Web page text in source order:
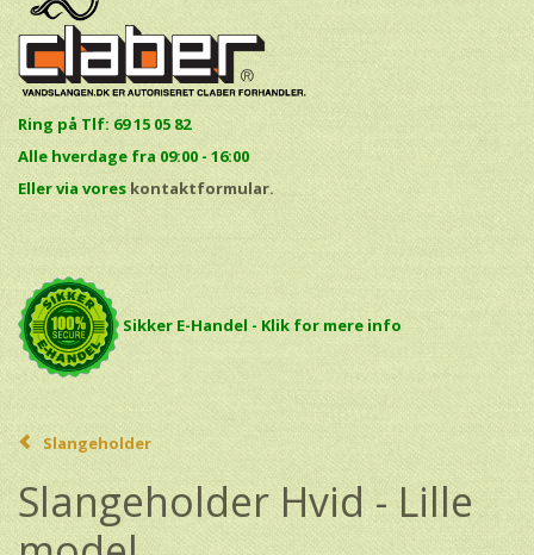
Ring på Tlf: 69 15 05 82
Alle hverdage fra 09:00 - 16:00
Eller via vores kontaktformular.
Sikker E-Handel - Klik for mere info
Slangeholder
Slangeholder Hvid - Lille